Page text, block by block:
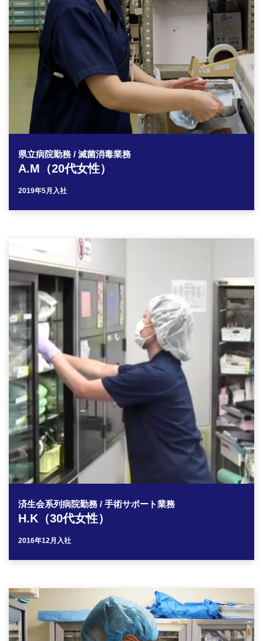
県立病院勤務 / 滅菌消毒業務
A.M（20代女性）
2019年5月入社
済生会系列病院勤務 / 手術サポート業務
H.K（30代女性）
2016年12月入社